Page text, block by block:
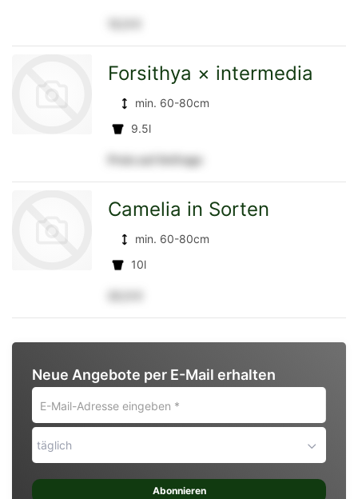
Forsithya × intermedia
min. 60-80cm
9.5l
Preis auf Anfrage
Detailseite
Camelia in Sorten
min. 60-80cm
10l
Neue Angebote per E-Mail erhalten
Mail-
Adresse
eingeben
*
täglich
Abonnieren